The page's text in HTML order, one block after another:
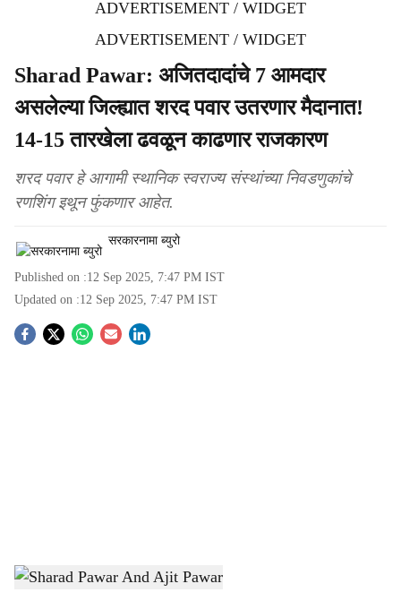
ADVERTISEMENT / WIDGET
ADVERTISEMENT / WIDGET
Sharad Pawar: अजितदादांचे 7 आमदार
असलेल्या जिल्ह्यात शरद पवार उतरणार मैदानात!
14-15 तारखेला ढवळून काढणार राजकारण
शरद पवार हे आगामी स्थानिक स्वराज्य संस्थांच्या निवडणुकांचे
रणशिंग इथून फुंकणार आहेत.
सरकारनामा ब्युरो
Published on :12 Sep 2025, 7:47 PM IST
Updated on :12 Sep 2025, 7:47 PM IST
S
Sharad Pawar And Ajit Pawar- Sarkarnama